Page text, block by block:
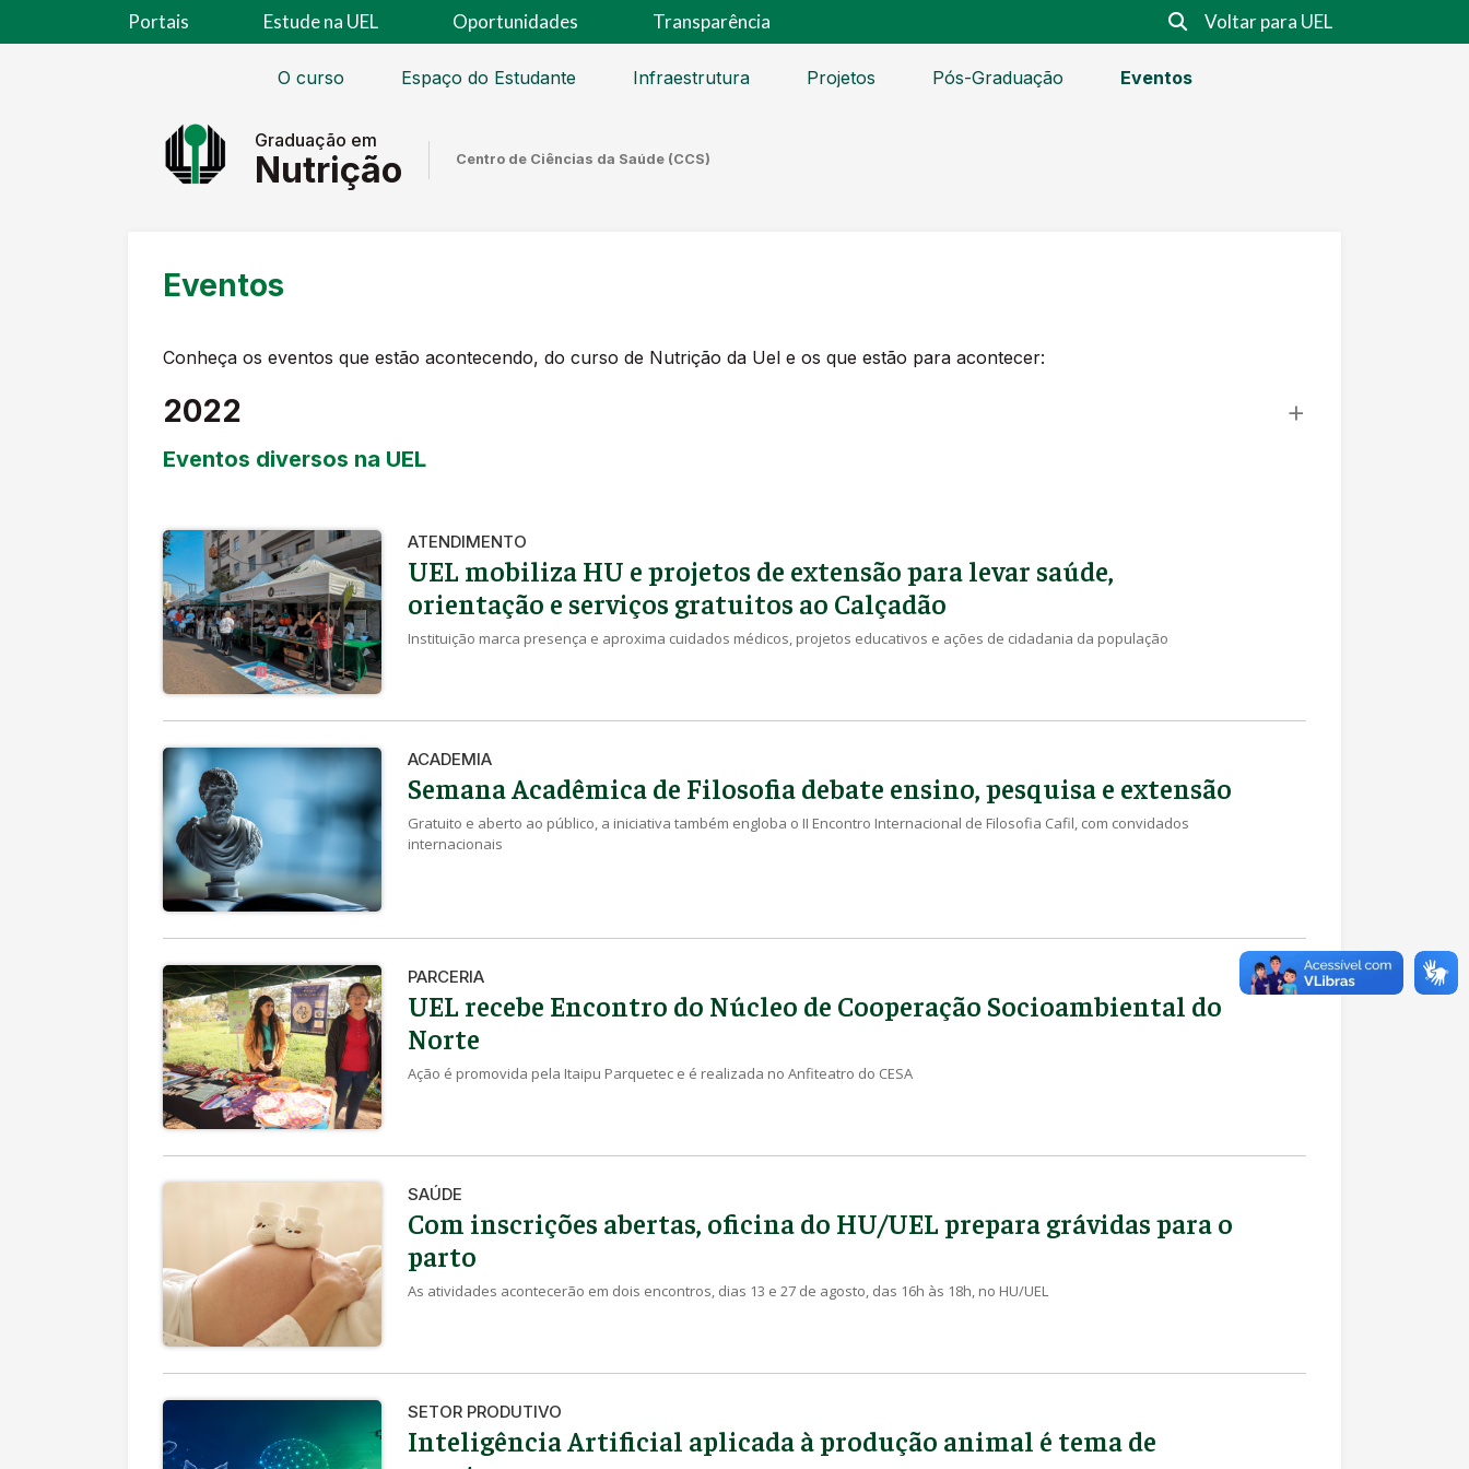
Portais Estude na UEL Oportunidades Transparência Voltar para UEL
O curso Espaço do Estudante Infraestrutura Projetos Pós-Graduação Eventos
Graduação em
Nutrição Centro de Ciências da Saúde (CCS)
Eventos
Conheça os eventos que estão acontecendo, do curso de Nutrição da Uel e os que estão para acontecer:
2022
Eventos diversos na UEL
ATENDIMENTO
UEL mobiliza HU e projetos de extensão para levar saúde,
orientação e serviços gratuitos ao Calçadão
Instituição marca presença e aproxima cuidados médicos, projetos educativos e ações de cidadania da população
ACADEMIA
Semana Acadêmica de Filosofia debate ensino, pesquisa e extensão
Gratuito e aberto ao público, a iniciativa também engloba o II Encontro Internacional de Filosofia Cafil, com convidados
internacionais
PARCERIA
UEL recebe Encontro do Núcleo de Cooperação Socioambiental do
Norte
Ação é promovida pela Itaipu Parquetec e é realizada no Anfiteatro do CESA
SAÚDE
Com inscrições abertas, oficina do HU/UEL prepara grávidas para o
parto
As atividades acontecerão em dois encontros, dias 13 e 27 de agosto, das 16h às 18h, no HU/UEL
SETOR PRODUTIVO
Inteligência Artificial aplicada à produção animal é tema de